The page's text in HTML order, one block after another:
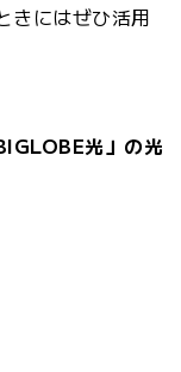
きにはぜひ活用
光」の光